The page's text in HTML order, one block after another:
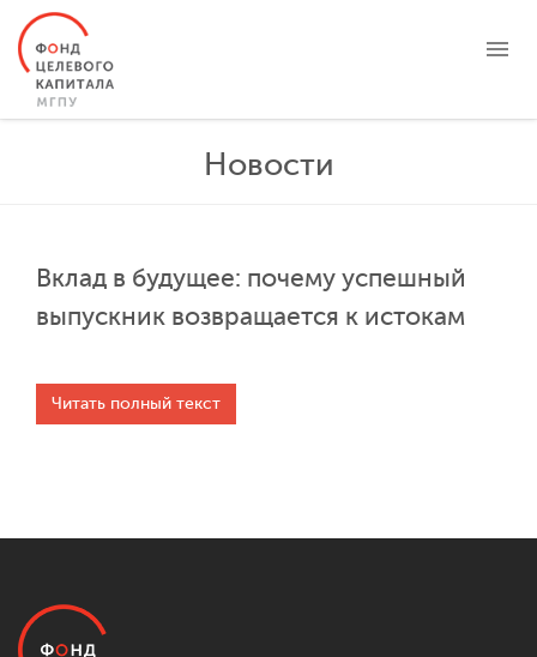
ЦЕЛЕВЫЕ КАПИТАЛЫ
НОВОСТИ
Новости
Вклад в будущее: почему успешный
выпускник возвращается к истокам
Читать полный текст